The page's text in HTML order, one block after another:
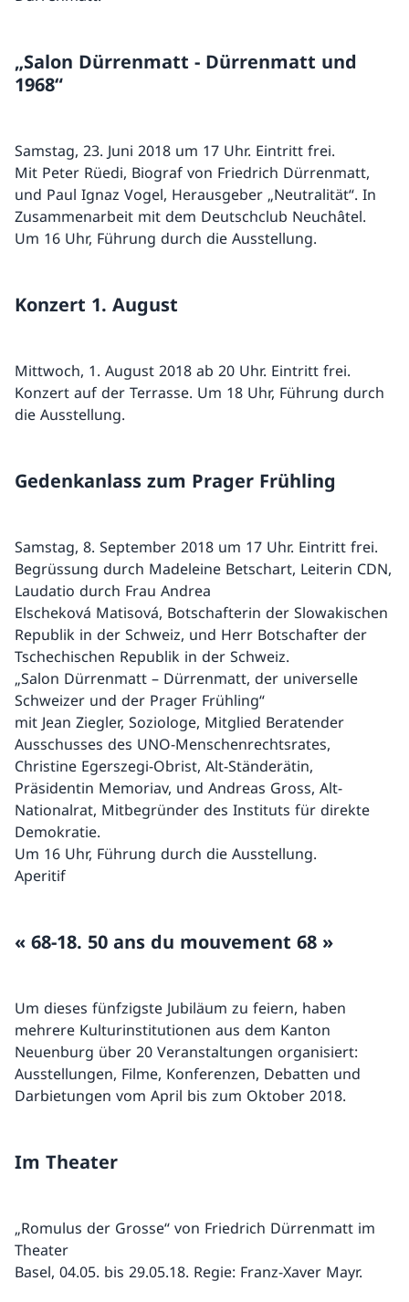
„Salon Dürrenmatt - Dürrenmatt und
1968“
Samstag, 23. Juni 2018 um 17 Uhr. Eintritt frei.
Mit Peter Rüedi, Biograf von Friedrich Dürrenmatt,
und Paul Ignaz Vogel, Herausgeber „Neutralität“. In
Zusammenarbeit mit dem Deutschclub Neuchâtel.
Um 16 Uhr, Führung durch die Ausstellung.
Konzert 1. August
Mittwoch, 1. August 2018 ab 20 Uhr. Eintritt frei.
Konzert auf der Terrasse. Um 18 Uhr, Führung durch
die Ausstellung.
Gedenkanlass zum Prager Frühling
Samstag, 8. September 2018 um 17 Uhr. Eintritt frei.
Begrüssung durch Madeleine Betschart, Leiterin CDN,
Laudatio durch Frau Andrea
Elscheková Matisová, Botschafterin der Slowakischen
Republik in der Schweiz, und Herr Botschafter der
Tschechischen Republik in der Schweiz.
„Salon Dürrenmatt – Dürrenmatt, der universelle
Schweizer und der Prager Frühling“
mit Jean Ziegler, Soziologe, Mitglied Beratender
Ausschusses des UNO-Menschenrechtsrates,
Christine Egerszegi-Obrist, Alt-Ständerätin,
Präsidentin Memoriav, und Andreas Gross, Alt-
Nationalrat, Mitbegründer des Instituts für direkte
Demokratie.
Um 16 Uhr, Führung durch die Ausstellung.
Aperitif
« 68-18. 50 ans du mouvement 68 »
Um dieses fünfzigste Jubiläum zu feiern, haben
mehrere Kulturinstitutionen aus dem Kanton
Neuenburg über 20 Veranstaltungen organisiert:
Ausstellungen, Filme, Konferenzen, Debatten und
Darbietungen vom April bis zum Oktober 2018.
Im Theater
„Romulus der Grosse“ von Friedrich Dürrenmatt im
Theater
Basel, 04.05. bis 29.05.18. Regie: Franz-Xaver Mayr.